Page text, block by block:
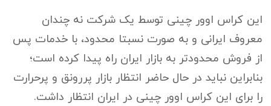
این کراس اوور چینی توسط یک شرکت نه چندان
معروف ایرانی و به صورت نسبتا محدود، با خدمات پس
از فروش محدودتر به بازار ایران راه پیدا کرده است؛
بنابراین نباید در حال حاضر انتظار بازار پررونق و پرحرارت
را برای این کراس اوور چینی در ایران انتظار داشت.